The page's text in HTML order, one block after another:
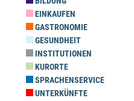
EINKAUFEN
GASTRONOMIE
GESUNDHEIT
INSTITUTIONEN
KURORTE
SPRACHENSERVICE
UNTERKÜNFTE